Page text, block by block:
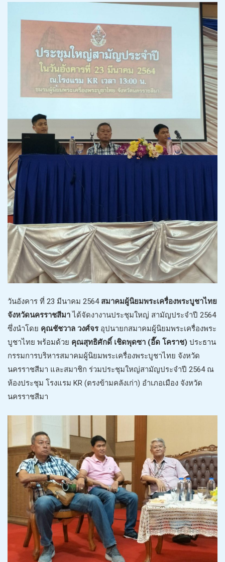
วันอังคาร ที่ 23 มีนาคม 2564 สมาคมผู้นิยมพระเครื่องพระบูชาไทย
จังหวัดนครราชสีมาได้จัดงางานประชุมใหญ่ สามัญประจำปี 2564
ซึ่งนำโดย คุณชัชวาล วงศ์จรอุปนายกสมาคมผู้นิยมพระเครื่องพระ
บูชาไทย พร้อมด้วย คุณสุทธิศักดิ์ เชิดพุดซา (อี๊ด โคราช) ประธาน
กรรมการบริหารสมาคมผู้นิยมพระเครื่องพระบูชาไทย จังหวัด
นครราชสีมา และสมาชิก ร่วมประชุมใหญ่สามัญประจำปี 2564 ณ
ห้องประชุม โรงแรม KR (ตรงข้ามคลังเก่า) อำเภอเมือง จังหวัด
นครราชสีมา